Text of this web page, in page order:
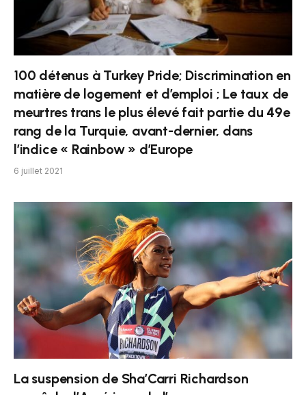
100 détenus à Turkey Pride; Discrimination en
matière de logement et d’emploi ; Le taux de
meurtres trans le plus élevé fait partie du 49e
rang de la Turquie, avant-dernier, dans
l’indice « Rainbow » d’Europe
6 juillet 2021
La suspension de Sha’Carri Richardson